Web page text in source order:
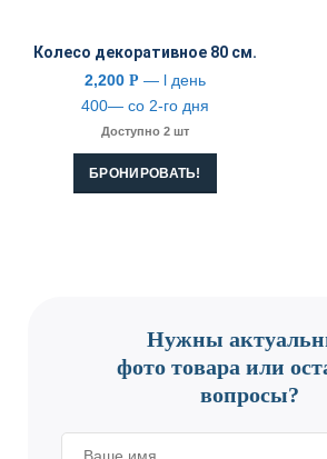
Колесо декоративное 80 см.
2,200 Р — l день
400— со 2-го дня
Доступно 2 шт
БРОНИРОВАТЬ!
Нужны
фото товара или
вопросы?